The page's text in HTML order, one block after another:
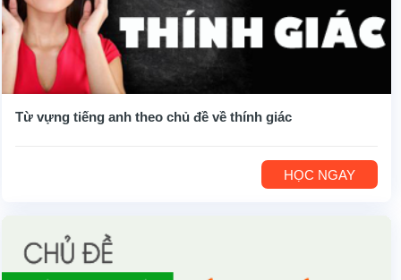
Từ vựng tiếng anh theo chủ đề về thính giác
HỌC NGAY